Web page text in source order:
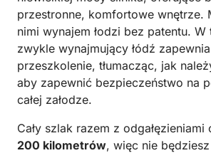
przestronne, komfortowe wnętrze.
nimi wynajem łodzi bez patentu.
zwykle wynajmujący łódź
przeszkolenie, tłumacząc, jak
aby zapewnić bezpieczeństwo na
całej załodze.
Cały szlak razem z
200 kilometrów, więc nie